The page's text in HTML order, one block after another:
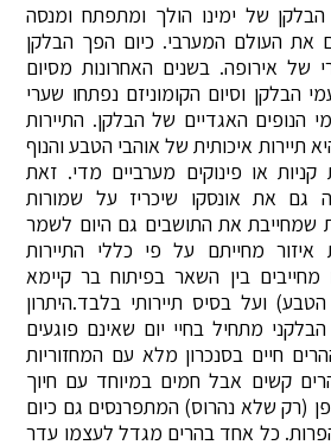
של ימינו הולך ומתפתח ומנסה
את העולם המערבי. כיום הפך הבלקן
של אירופה. בשנים האחרונות מסיום
הבלקן וסיום הקומוניזם נפתחו שערי
הנופים האגדיים של הבלקן. התיירות
תיירות איכותית של אוהבי הטבע והנוף
או פינוקים מערביים מדי. זאת
גם את אונסקו שיכריז על שמורות
שמחייבת את התושבים גם היום לשמר
מחייתם על פי כללי התיירות
מחייבים בין השאר בפיתוח בר קיימא
ועל בסיס תיירותי בלבד.היתרון
מתחיל בחיי יום שאינם פוגעים
חיים בסנכרון מלא עם המחזוריות
קשים אבל חמים במיוחד עם חיוך
(רק שלא נהרוס) המתפרנסים גם כיום
כל אחד בהרים מגדל לעצמו עדר